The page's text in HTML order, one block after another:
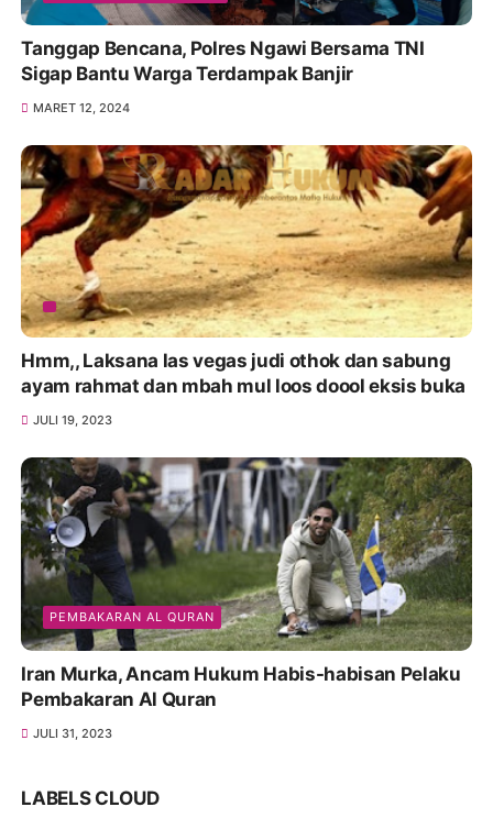
Tanggap Bencana, Polres Ngawi Bersama TNI
Sigap Bantu Warga Terdampak Banjir
MARET 12, 2024
Hmm,, Laksana las vegas judi othok dan sabung
ayam rahmat dan mbah mul loos doool eksis buka
JULI 19, 2023
PEMBAKARAN AL QURAN
Iran Murka, Ancam Hukum Habis-habisan Pelaku
Pembakaran Al Quran
JULI 31, 2023
LABELS CLOUD